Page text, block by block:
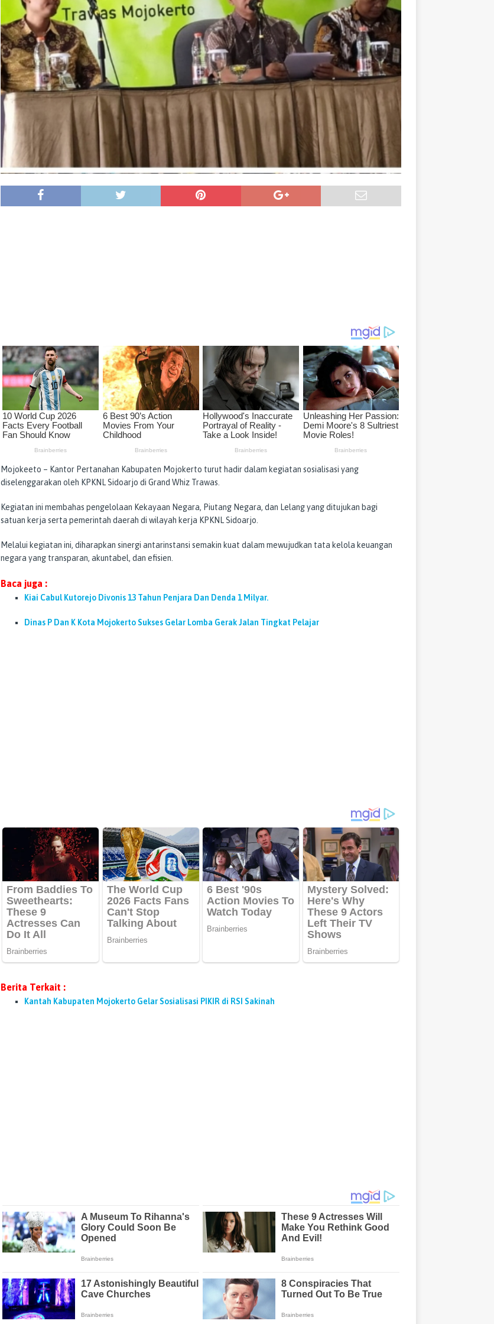
Mojokeeto – Kantor Pertanahan Kabupaten Mojokerto turut hadir dalam kegiatan sosialisasi yang
diselenggarakan oleh KPKNL Sidoarjo di Grand Whiz Trawas.
Kegiatan ini membahas pengelolaan Kekayaan Negara, Piutang Negara, dan Lelang yang ditujukan bagi
satuan kerja serta pemerintah daerah di wilayah kerja KPKNL Sidoarjo.
Melalui kegiatan ini, diharapkan sinergi antarinstansi semakin kuat dalam mewujudkan tata kelola keuangan
negara yang transparan, akuntabel, dan efisien.
Baca juga :
Kiai Cabul Kutorejo Divonis 13 Tahun Penjara Dan Denda 1 Milyar.
Dinas P Dan K Kota Mojokerto Sukses Gelar Lomba Gerak Jalan Tingkat Pelajar
Berita Terkait :
Kantah Kabupaten Mojokerto Gelar Sosialisasi PIKIR di RSI Sakinah